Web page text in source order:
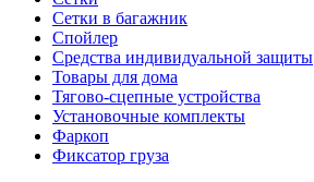
Сетки в багажник
Спойлер
Средства индивидуальной защиты
Товары для дома
Тягово-сцепные устройства
Установочные комплекты
Фаркоп
Фиксатор груза